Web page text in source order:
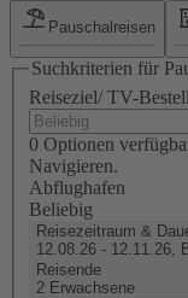
Pauschalreisen
Suchkriterien für
Reiseziel/ TV-
0 Optionen
Navigieren.
Abflughafen
Beliebig
Reisezeitraum &
12.08.26 - 12.11.26,
Reisende
2 Erwachsene